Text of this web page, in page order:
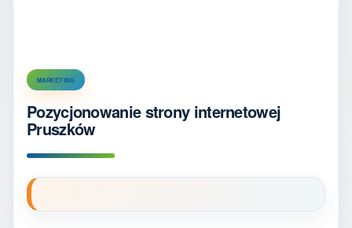
MARKETING
Pozycjonowanie strony internetowej
Pruszków